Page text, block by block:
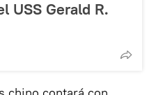
USS Gerald R.